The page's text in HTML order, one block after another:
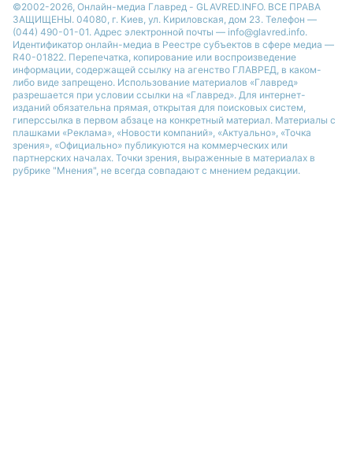
©2002-2026, Онлайн-медиа Главред - GLAVRED.INFO. ВСЕ ПРАВА
ЗАЩИЩЕНЫ. 04080, г. Киев, ул. Кириловская, дом 23. Телефон —
(044) 490-01-01. Адрес электронной почты — info@glavred.info.
Идентификатор онлайн-медиа в Реестре cубъектов в сфере медиа —
R40-01822. Перепечатка, копирование или воспроизведение
информации, содержащей ссылку на агенство ГЛАВРЕД, в каком-
либо виде запрещено. Использование материалов «Главред»
разрешается при условии ссылки на «Главред». Для интернет-
изданий обязательна прямая, открытая для поисковых систем,
гиперссылка в первом абзаце на конкретный материал. Материалы с
плашками «Реклама», «Новости компаний», «Актуально», «Точка
зрения», «Официально» публикуются на коммерческих или
партнерских началах. Точки зрения, выраженные в материалах в
рубрике "Мнения", не всегда совпадают с мнением редакции.